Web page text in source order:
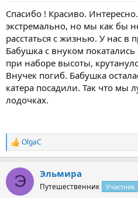
Спасибо ! Красиво.
экстремально, но мы как бы
расстаться с жизнью. У нас в
Бабушка с внуком
при наборе высоты,
Внучек погиб. Бабушка
катера посадили. Так что мы
лодочках.
Р
е
к
и
OlgaС
Э Эльмира
Путешественник Участник